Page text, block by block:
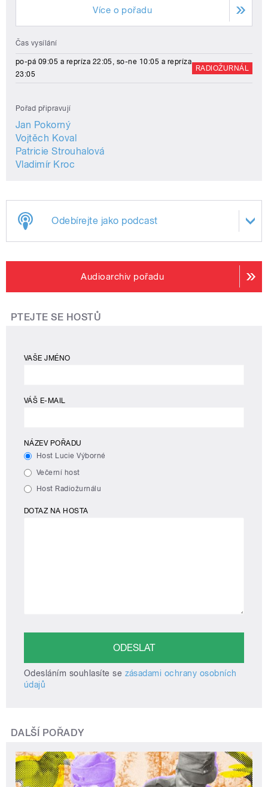
Více o pořadu
Čas vysílání
po-pá 09:05 a repríza 22:05, so-ne 10:05 a repríza
23:05
RADIOŽURNÁL
Pořad připravují
Jan Pokorný
Vojtěch Koval
Patricie Strouhalová
Vladimír Kroc
Odebírejte jako podcast
Audioarchiv pořadu
PTEJTE SE HOSTŮ
VAŠE JMÉNO
VÁŠ E-MAIL
NÁZEV POŘADU
Host Lucie Výborné
Večerní host
Host Radiožurnálu
DOTAZ NA HOSTA
Odesláním souhlasíte se zásadami ochrany osobních
údajů
DALŠÍ POŘADY